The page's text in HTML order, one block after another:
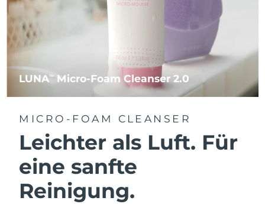
LUNATM Micro-Foam Cleanser 2.0
MICRO-FOAM CLEANSER
Leichter als Luft. Für
eine sanfte
Reinigung.